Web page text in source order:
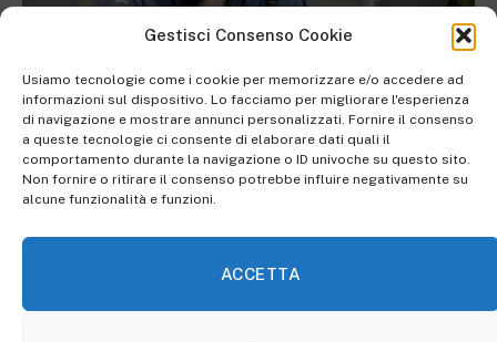
Gestisci Consenso Cookie
Usiamo tecnologie come i cookie per memorizzare e/o accedere ad
informazioni sul dispositivo. Lo facciamo per migliorare l'esperienza
di navigazione e mostrare annunci personalizzati. Fornire il consenso
a queste tecnologie ci consente di elaborare dati quali il
comportamento durante la navigazione o ID univoche su questo sito.
Non fornire o ritirare il consenso potrebbe influire negativamente su
alcune funzionalità e funzioni.
ACCETTA
Wikimedia Commons
Daniel Radcliffe papà è un
messaggio generazionale
Proprio così! Daniel Radcliffe papà è una sveglia